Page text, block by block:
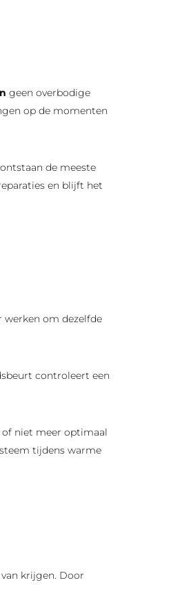
geen overbodige
op de momenten
de meeste
en blijft het
om dezelfde
controleert een
niet meer optimaal
tijdens warme
krijgen. Door